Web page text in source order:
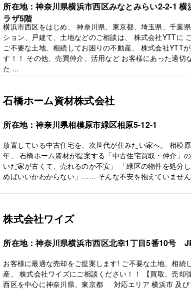
所在地：神奈川県横浜市西区みなとみらい2-2-1 横
ラザ5階
横浜市西区をはじめ、 神奈川県、東京都、埼玉県、千葉
ション、戸建て、土地などのご相談は、 株式会社YTTに
ご不要な土地、相続してお困りの不動産、 株式会社YTT
す！！ その他、売買仲介、活用など お客様にあった適切
た ...
石橋ホーム資材株式会社
所在地：神奈川県相模原市緑区相原5-12-1
放置している中古住宅を、次世代が住みたい家へ。 相模
年、 石橋ホーム資材が提案する「中古住宅買取・仲介」
いだ家が古くて、売れるのか不安」 「緑区の物件を処分
めばいいかわからない」…… そんな不安を抱えていませ
株式会社ワイズ
所在地：神奈川県横浜市西区北幸1丁目5番10号
お客様に最適な売却をご提案します! ご不要な土地、相続
産、 株式会社ワイズにご相談ください！！ 【買取、売却
西区を中心に神奈川県、東京都 対応エリア 横浜市 及